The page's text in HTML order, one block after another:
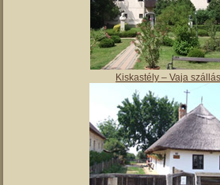
Magyar Nemzeti Múzeum Vay Ádám